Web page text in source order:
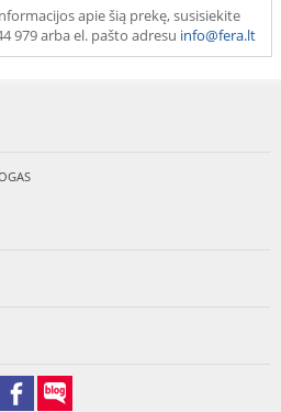
apie šią prekę, susisiekite
979 arba el. pašto adresu info@fera.lt